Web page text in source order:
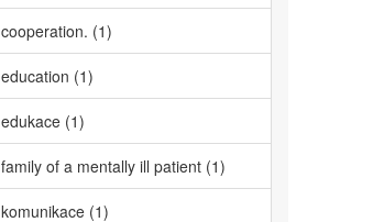
cooperation. (1)
education (1)
edukace (1)
family of a mentally ill patient (1)
komunikace (1)